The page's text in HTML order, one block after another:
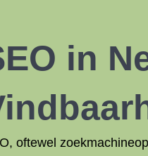
in
oftewel